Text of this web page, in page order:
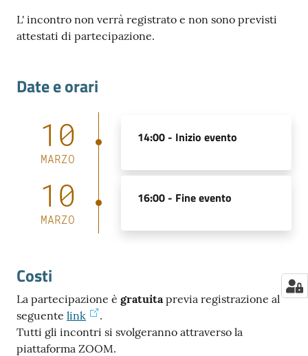
L' incontro non verrà registrato e non sono previsti
attestati di partecipazione.
Date e orari
10
MARZO
14:00 - Inizio evento
10
MARZO
16:00 - Fine evento
Costi
La partecipazione è gratuita previa registrazione al
seguente link
.
Tutti gli incontri si svolgeranno attraverso la
piattaforma ZOOM.